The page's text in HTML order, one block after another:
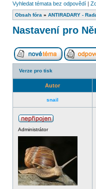
Vyhledat témata bez odpovědí |
Obsah fóra » ANTIRADARY -
Nastavení pro
Verze pro tisk
Autor
snail
Administrátor